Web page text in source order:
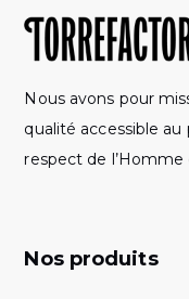
Nous avons pour
qualité accessible au
respect de
Nos produits